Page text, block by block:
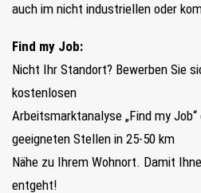
auch im nicht industriellen oder
Find my Job:
Nicht Ihr Standort? Bewerben Sie
kostenlosen
Arbeitsmarktanalyse „Find my
geeigneten Stellen in 25-50 km
Nähe zu Ihrem Wohnort. Damit
entgeht!